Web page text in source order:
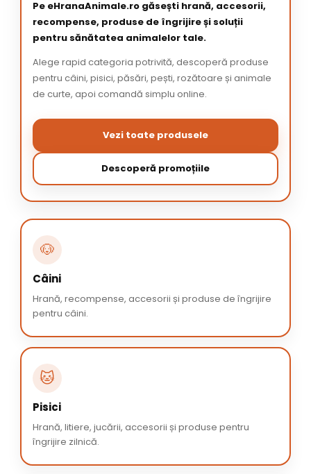
Pe eHranaAnimale.ro găsești hrană, accesorii,
recompense, produse de îngrijire și soluții
pentru sănătatea animalelor tale.
Alege rapid categoria potrivită, descoperă produse
pentru câini, pisici, păsări, pești, rozătoare și animale
de curte, apoi comandă simplu online.
Vezi toate produsele
Descoperă promoțiile
🐶
Câini
Hrană, recompense, accesorii și produse de îngrijire
pentru câini.
🐱
Pisici
Hrană, litiere, jucării, accesorii și produse pentru
îngrijire zilnică.